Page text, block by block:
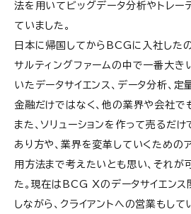
法を用いてビッグデータ分析やトレー
ていました。
日本に帰国してからBCGに入社した
サルティングファームの中で一番大き
いたデータサイエンス、データ分析、定
金融だけではなく、他の業界や会社で
また、ソリューションを作って売るだ
あり方や、業界を変革していくための
用方法まで考えたいとも思い、それ
た。現在はBCG Xのデータサイエンス
しながら、クライアントへの営業もして